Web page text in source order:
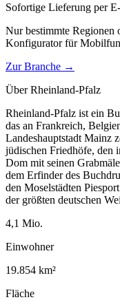
Sofortige Lieferung per
Nur bestimmte Regionen
Konfigurator für
Zur Branche →
ÜberRheinland-Pfalz
Rheinland-Pfalz ist ein
das an Frankreich,
Landeshauptstadt Mainz
jüdischen Friedhöfe, den
Dom mit seinen
dem Erfinder des
den Moselstädten
der größten deutschen
4,1 Mio.
Einwohner
19.854 km²
Fläche